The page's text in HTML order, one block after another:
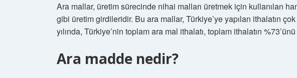
Ara mallar, üretim sürecinde nihai malları üretmek için kullanılan
gibi üretim girdileridir. Bu ara mallar, Türkiye’ye yapılan ithalatın
yılında, Türkiye’nin toplam ara mal ithalatı, toplam ithalatın
Ara madde nedir?